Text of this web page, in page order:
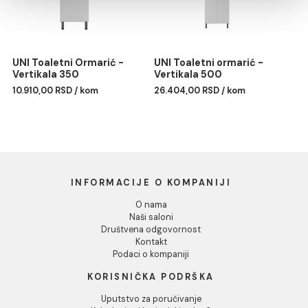
Pokaži detalje
Dozvoli sve
UNI Toaletni ormarić -
Vertikala D600
19.583,00 RSD / kom
UNI Toaletni ormarić -
Vertikala
19.581,00 RSD / kom
UNI Toaletni Ormarić -
UNI Toaletni ormarić -